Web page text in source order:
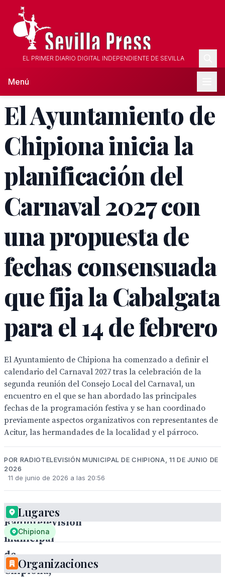
EL PRIMER DIARIO DIGITAL INDEPENDIENTE DE SEVILLA
Menú
El Ayuntamiento de
Chipiona inicia la
planificación del
Carnaval 2027 con
una propuesta de
fechas consensuada
que fija la Cabalgata
para el 14 de febrero
El Ayuntamiento de Chipiona ha comenzado a definir el
calendario del Carnaval 2027 tras la celebración de la
segunda reunión del Consejo Local del Carnaval, un
encuentro en el que se han abordado las principales
fechas de la programación festiva y se han coordinado
previamente aspectos organizativos con representantes de
Acitur, las hermandades de la localidad y el párroco.
POR RADIOTELEVISIÓN MUNICIPAL DE CHIPIONA, 11 DE JUNIO DE
2026
11 de junio de 2026 a las 20:56
Radiotelevisión
municipal
de
Chipiona,
Lugares
Chipiona
Organizaciones